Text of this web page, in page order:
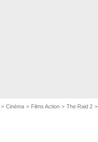
Cinéma Films Action The Raid 2